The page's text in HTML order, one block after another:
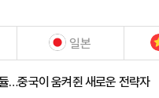
일본
…중국이 움켜쥔 새로운 전략자